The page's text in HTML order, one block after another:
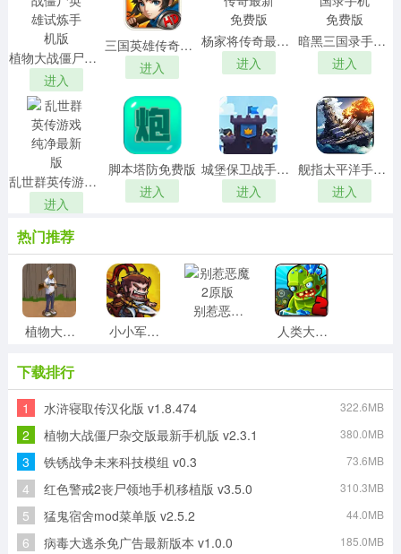
植物大战僵尸英雄试炼手机版
进入
三国英雄传奇正版
进入
杨家将传奇最新免费版
进入
暗黑三国录手机免费版
进入
乱世群英传游戏纯净最新版
进入
脚本塔防免费版
进入
城堡保卫战手机版
进入
舰指太平洋手游无广告版
进入
热门推荐
植物大战疯狂戴夫游戏纯净版 小小军团合战三国游戏无广告版
别惹恶魔2原版
人类大战僵尸手游版
猿人时代手游直装版
海洋奇缘游戏无广告版
大秦帝国之纵横天下手游无广告版
冒险战记安卓免费版
九州三国志免费版
纵横三国自走棋游戏纯净版
下载排行
1 水浒寝取传汉化版 v1.8.474 322.6MB
2 植物大战僵尸杂交版最新手机版 v2.3.1 380.0MB
3 铁锈战争未来科技模组 v0.3 73.6MB
4 红色警戒2丧尸领地手机移植版 v3.5.0 310.3MB
5 猛鬼宿舍mod菜单版 v2.5.2 44.0MB
6 病毒大逃杀免广告最新版本 v1.0.0 185.0MB